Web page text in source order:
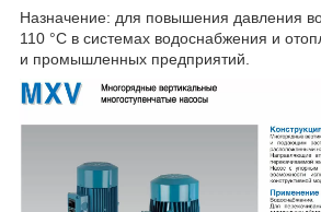
Назначение: для повышения давления
110 °С в системах водоснабжения и
и промышленных предприятий.